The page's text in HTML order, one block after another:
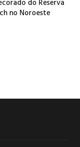
do Reserva
no Noroeste